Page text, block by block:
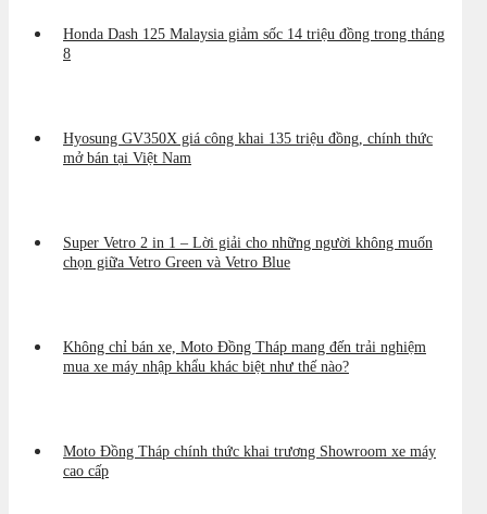
Honda Dash 125 Malaysia giảm sốc 14 triệu đồng trong tháng
8
Hyosung GV350X giá công khai 135 triệu đồng, chính thức
mở bán tại Việt Nam
Super Vetro 2 in 1 – Lời giải cho những người không muốn
chọn giữa Vetro Green và Vetro Blue
Không chỉ bán xe, Moto Đồng Tháp mang đến trải nghiệm
mua xe máy nhập khẩu khác biệt như thế nào?
Moto Đồng Tháp chính thức khai trương Showroom xe máy
cao cấp